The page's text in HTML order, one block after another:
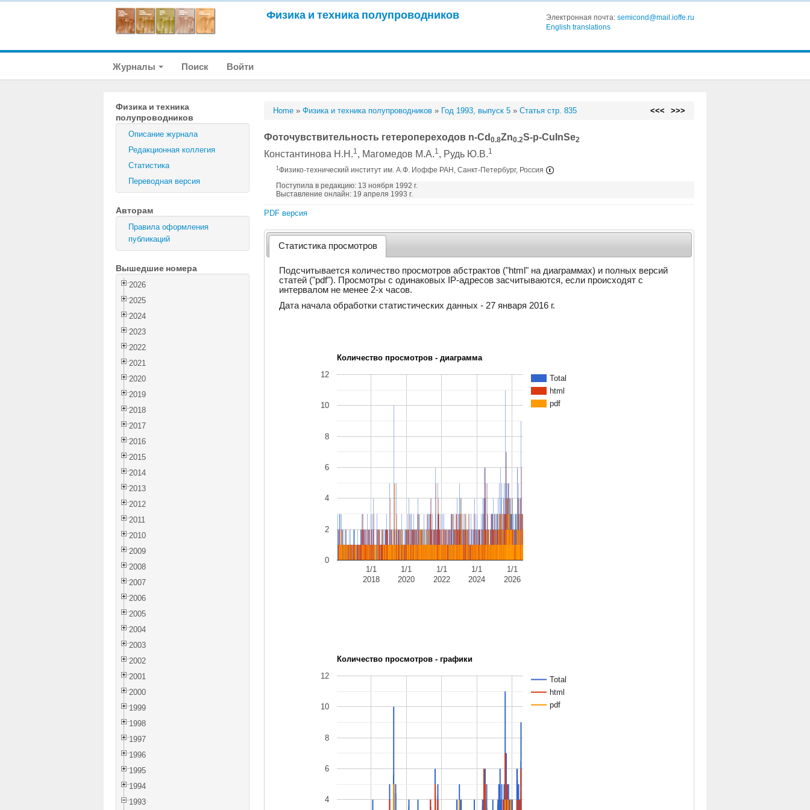
Физика и техника полупроводников Электронная почта: semicond@mail.ioffe.ru
English translations
Журналы Поиск Войти
Физика и техника
полупроводников
Описание журнала
Редакционная коллегия
Статистика
Переводная версия
Авторам
Правила оформления
публикаций
Вышедшие номера
2026
2025
2024
2023
2022
2021
2020
2019
2018
2017
2016
2015
2014
2013
2012
2011
2010
2009
2008
2007
2006
2005
2004
2003
2002
2001
2000
1999
1998
1997
1996
1995
1994
1993
Home »Физика и техника полупроводников » Год 1993, выпуск 5 »Статья стр. 835 <<< >>>
Фоточувствительность гетеропереходов n-Cd0.8Zn0.2S-p-CuInSe2
Константинова Н.Н.1, Магомедов М.А.1, Рудь Ю.В.1
1Физико-технический институт им. А.Ф. Иоффе РАН, Санкт-Петербург, Россия
Поступила в редакцию: 13 ноября 1992 г.
Выставление онлайн: 19 апреля 1993 г.
PDF версия
Статистика просмотров
Подсчитывается количество просмотров абстрактов ("html" на диаграммах) и полных версий
статей ("pdf"). Просмотры с одинаковых IP-адресов засчитываются, если происходят с
интервалом не менее 2-х часов.
Дата начала обработки статистических данных - 27 января 2016 г.
Количество просмотров - диаграмма
Total
html
pdf
1/1
2018
1/1
2020
1/1
2022
1/1
2024
1/1
2026
0
2
4
6
8
10
12
Количество просмотров - графики
Total
html
pdf
4
6
8
10
12